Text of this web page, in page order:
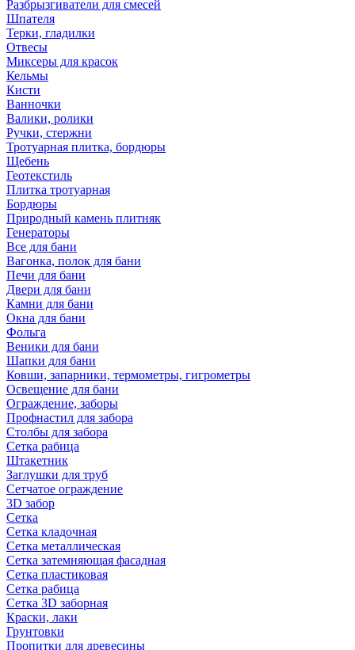
Разбрызгиватели для смесей
Шпателя
Терки, гладилки
Отвесы
Миксеры для красок
Кельмы
Кисти
Ванночки
Валики, ролики
Ручки, стержни
Тротуарная плитка, бордюры
Щебень
Геотекстиль
Плитка тротуарная
Бордюры
Природный камень плитняк
Генераторы
Все для бани
Вагонка, полок для бани
Печи для бани
Двери для бани
Камни для бани
Окна для бани
Фольга
Веники для бани
Шапки для бани
Ковши, запарники, термометры, гигрометры
Освещение для бани
Ограждение, заборы
Профнастил для забора
Столбы для забора
Сетка рабица
Штакетник
Заглушки для труб
Сетчатое ограждение
3D забор
Сетка
Сетка кладочная
Сетка металлическая
Сетка затемняющая фасадная
Сетка пластиковая
Сетка рабица
Сетка 3D заборная
Краски, лаки
Грунтовки
Пропитки для древесины